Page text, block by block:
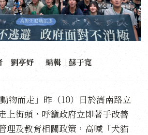
｜劉亭妤 編輯｜蘇于寬
動物而走」昨（10）日於濟南路立
上街頭，呼籲政府立即著手改善
理及教育相關政策，高喊「犬貓